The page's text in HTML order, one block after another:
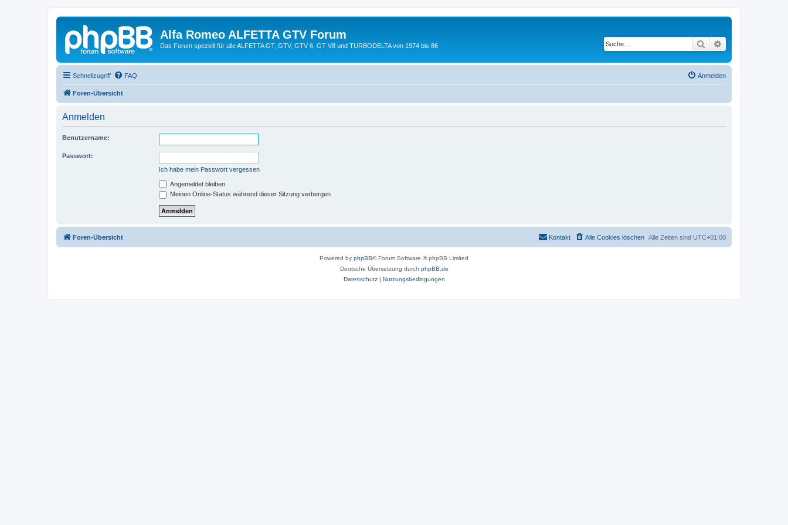
Alfa Romeo ALFETTA GTV Forum
Das Forum speziell für alle ALFETTA GT, GTV, GTV 6, GT V8 und TURBODELTA von 1974 bis 86 Suche
Schnellzugriff FAQ Anmelden
Foren-Übersicht
Anmelden
Benutzername:
Passwort:
Ich habe mein Passwort vergessen
Angemeldet bleiben
Meinen Online-Status während dieser Sitzung verbergen
Foren-Übersicht Alle Zeiten sind UTC+01:00
Alle Cookies löschen
Kontakt
Powered by phpBB® Forum Software © phpBB Limited
Deutsche Übersetzung durch phpBB.de
Datenschutz| Nutzungsbedingungen